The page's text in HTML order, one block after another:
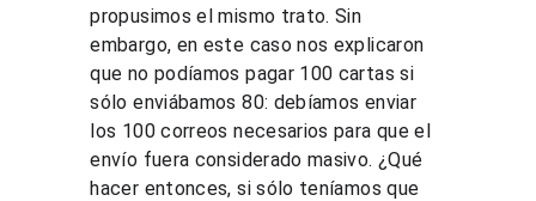
propusimos el mismo trato. Sin
embargo, en este caso nos explicaron
que no podíamos pagar 100 cartas si
sólo enviábamos 80: debíamos enviar
los 100 correos necesarios para que el
envío fuera considerado masivo. ¿Qué
hacer entonces, si sólo teníamos que